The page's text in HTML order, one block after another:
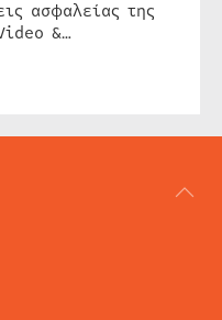
ασφαλείας της
&…